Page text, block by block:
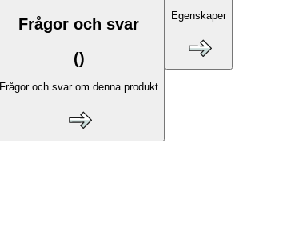
Frågor och svar
()
Frågor och svar om denna produkt
Egenskaper